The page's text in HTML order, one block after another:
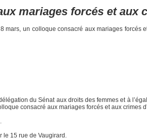
mariages forcés et aux
mars, un colloque consacré aux mariages forcés
du Sénat aux droits des femmes et à
consacré aux mariages forcés et aux crimes
le 15 rue de Vaugirard.